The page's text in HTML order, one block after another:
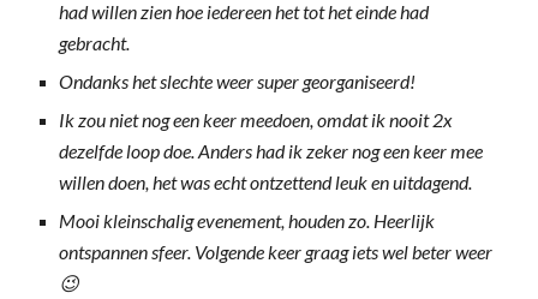
had willen zien hoe iedereen het tot het einde had
gebracht.
Ondanks het slechte weer super georganiseerd!
Ik zou niet nog een keer meedoen, omdat ik nooit 2x
dezelfde loop doe. Anders had ik zeker nog een keer mee
willen doen, het was echt ontzettend leuk en uitdagend.
Mooi kleinschalig evenement, houden zo. Heerlijk
ontspannen sfeer. Volgende keer graag iets wel beter weer
😉